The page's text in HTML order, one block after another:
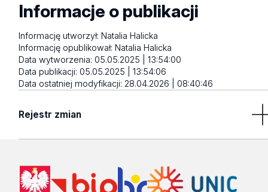
5.05.2025 r.w sprawie: podziału roku
akademickiego 2025/2026
Regulation No. 148 of the Rector of
the University of Lodz of 5 May
2025on: division of the academic year
2025/2026
Uniwersytetu Łódzkiego z dnia
27.04.2026 r. w sprawie: podziału roku
akademickiego 2026/2027
Regulation No. 121 of the Rector of the
division of the academic year
Informacje o publikacji
Informację utworzył:Natalia Halicka
Informację opublikował:Natalia Halicka
Data wytworzenia:05.05.2025 | 13:54:00
Data publikacji:05.05.2025 | 13:54:06
Data ostatniej modyfikacji: 28.04.2026 | 08:40:46
Rejestr zmian